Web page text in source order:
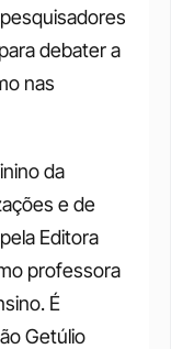
debater a
nas
da
e de
Editora
professora
É
Getúlio